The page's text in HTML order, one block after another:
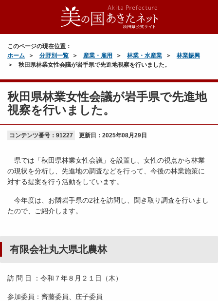
このページの現在位置：
ホーム
分野別一覧 産業・雇用 林業・水産業
林業振興
秋田県林業女性会議が岩手県で先進地視察を行いました。
秋田県林業女性会議が岩手県で先進地
視察を行いました。
コンテンツ番号：91227 更新日： 2025年08月29日
県では「秋田県林業女性会議」を設置し、女性の視点から林業
の現状を分析し、先進地の調査などを行って、今後の林業施策に
対する提案を行う活動をしています。
今年度は、お隣岩手県の2社を訪問し、聞き取り調査を行いまし
たので、ご紹介します。
有限会社丸大県北農林
訪 問 日 ：令和７年８月２１日（木）
参加委員：齊藤委員、庄子委員